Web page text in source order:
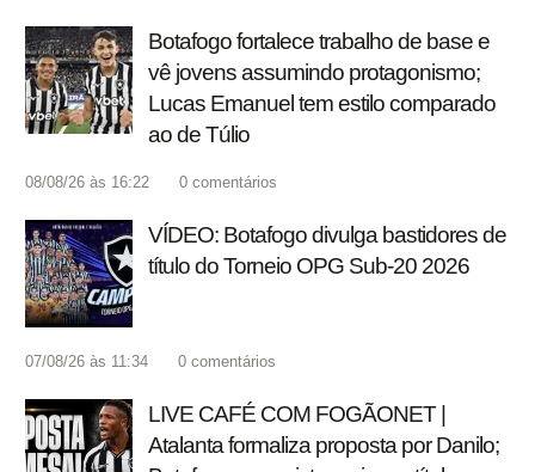
Botafogo fortalece trabalho de base e
vê jovens assumindo protagonismo;
Lucas Emanuel tem estilo comparado
ao de Túlio
08/08/26 às 16:22 0 comentários
VÍDEO: Botafogo divulga bastidores de
título do Torneio OPG Sub-20 2026
07/08/26 às 11:34 0 comentários
LIVE CAFÉ COM FOGÃONET |
Atalanta formaliza proposta por Danilo;